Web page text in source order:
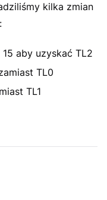
kilka zmian
aby uzyskać TL2
TL0
TL1